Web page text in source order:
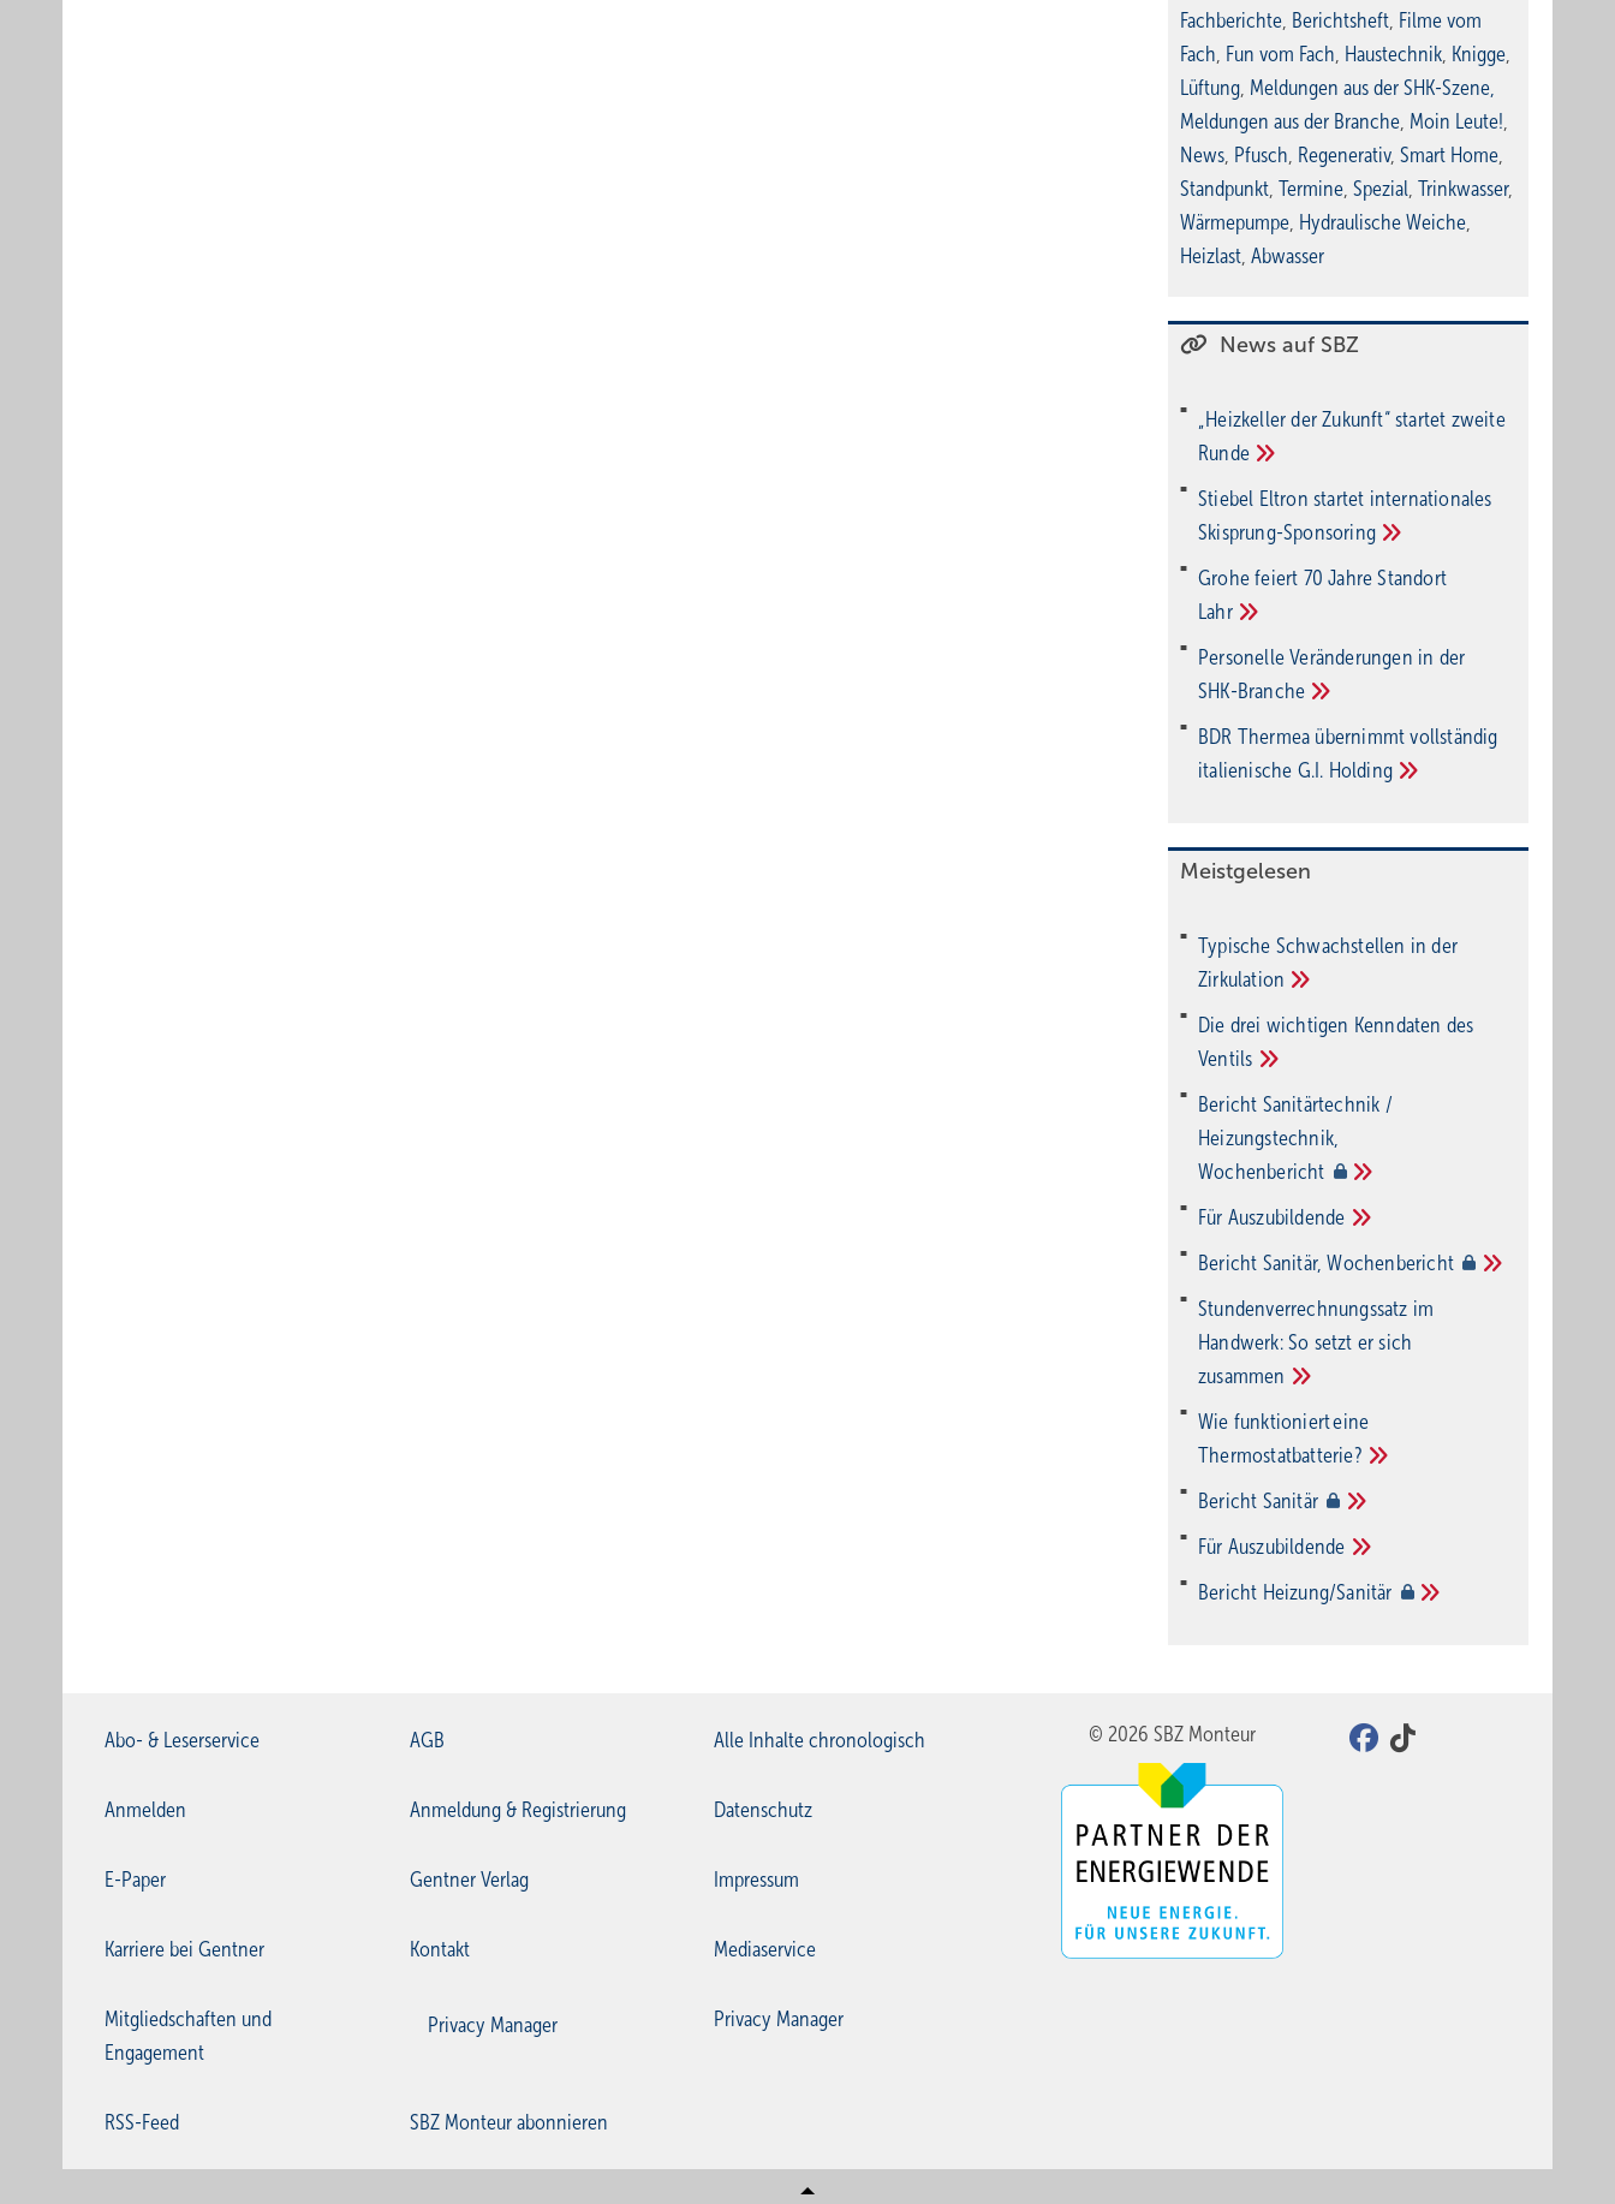
Fachberichte, Berichtsheft, Filme vom
Fach, Fun vom Fach, Haustechnik, Knigge,
Lüftung, Meldungen aus der SHK-Szene,
Meldungen aus der Branche, Moin Leute!,
News, Pfusch, Regenerativ, Smart Home,
Standpunkt, Termine, Spezial, Trinkwasser,
Wärmepumpe, Hydraulische Weiche,
Heizlast, Abwasser
News auf SBZ
„Heizkeller der Zu­kunft“ star­tet zwei­te
Run­de
Stiebel Eltron startet internatio­nales
Ski­sprung-Spon­soring
Grohe feiert 70 Jahre Standort
Lahr
Personelle Veränderungen in der
SHK-Branche
BDR Thermea übernimmt vollständig
italienische G.I. Holding
Meistgelesen
Typische Schwachstellen in der
Zirkulation
Die drei wichtigen Kenndaten des
Ventils
Bericht Sanitärtechnik /
Heizungstechnik,
Wochenbericht
Für Auszubildende
Bericht Sanitär,Wochenbericht
Stundenverrechnungssatz im
Handwerk: So setzt er sich
zusammen
Wie funktioniert eine
Thermostatbatterie?
Bericht Sanitär
Für Auszubildende
Bericht Heizung/Sanitär
Abo- & Leserservice AGB Alle Inhalte chronologisch
Anmelden Anmeldung & Registrierung Datenschutz
E-Paper Gentner Verlag Impressum
Karriere bei Gentner Kontakt Mediaservice
Mitgliedschaften und
Engagement
Privacy Manager Privacy Manager
RSS-Feed SBZ Monteur abonnieren
© 2026 SBZ Monteur